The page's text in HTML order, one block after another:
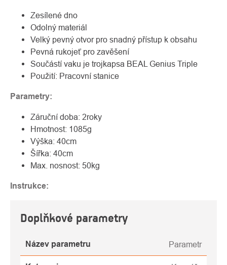
Zesílené dno
Odolný materiál
Velký pevný otvor pro snadný přístup k obsahu
Pevná rukojeť pro zavěšení
Součástí vaku je trojkapsa BEAL Genius Triple
Použití: Pracovní stanice
Parametry:
Záruční doba: 2roky
Hmotnost: 1085g
Výška: 40cm
Šířka: 40cm
Max. nosnost: 50kg
Instrukce:
Doplňkové parametry
Název parametru Parametr